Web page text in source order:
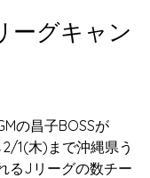
ーグキャン
評価されています。
1(木)まで沖縄県う
るJリーグの数チー